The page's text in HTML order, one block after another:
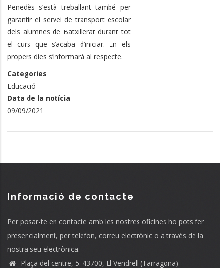
Penedès s’està treballant també per
garantir el servei de transport escolar
dels alumnes de Batxillerat durant tot
el curs que s’acaba d’iniciar. En els
propers dies s’informarà al respecte.
Categories
Educació
Data de la notícia
09/09/2021
Informació de contacte
Per posar-te en contacte amb les nostres oficines ho pots fer
presencialment, per telèfon, correu electrònic o a través de la
nostra seu electrònica.
Plaça del centre, 5. 43700, El Vendrell (Tarragona)